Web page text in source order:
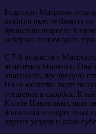
Родители Матроны
любили вместе бывать
буквально выросла в
матерью, потом одна,
С 7-8 возраста у
исцеления больных. Она
опасности, предвидела
По ее молитве люди
утешение в скорбях. К
К избе Никоновых шли
больными из окрестных
других уездов и даже